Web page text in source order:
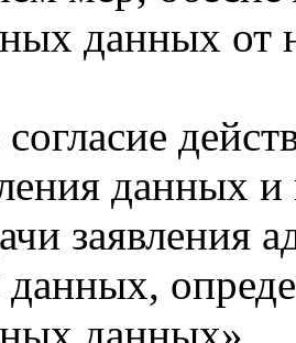
данных от
данных
заявления
данных,